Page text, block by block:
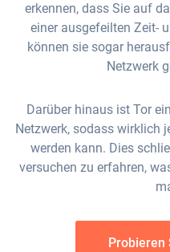
erkennen, dass Sie auf
einer ausgefeilten Zeit-
können sie sogar
Netzwerk
Darüber hinaus ist Tor
Netzwerk, sodass wirklich
werden kann. Dies
versuchen zu erfahren,
Probieren